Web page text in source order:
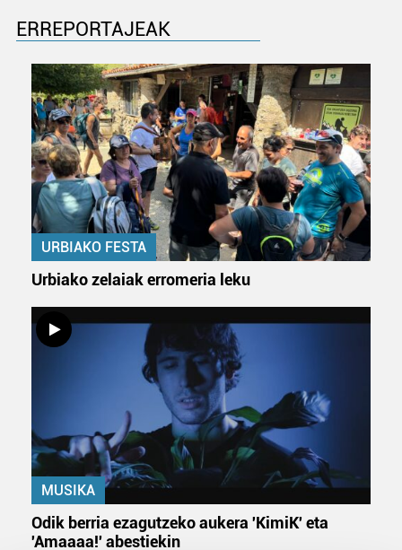
ERREPORTAJEAK
URBIAKO FESTA
Urbiako zelaiak erromeria leku
MUSIKA
Odik berria ezagutzeko aukera 'KimiK' eta
'Amaaaa!' abestiekin